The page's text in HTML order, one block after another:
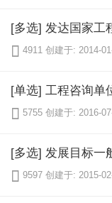
 4911 创建于: 2014-
 5755 创建于: 2016-
[多选] 发展目标一
 9597 创建于: 2015-